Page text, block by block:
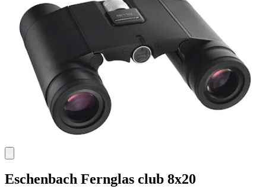
Eschenbach Fernglas club 8x20